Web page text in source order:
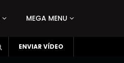
MEGA MENU
ENVIAR VÍDEO